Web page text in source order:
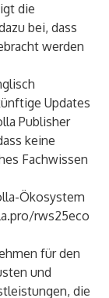
die
bei, dass
werden
Updates
Publisher
keine
Fachwissen
Ökosystem
rws25eco
für den
und
die